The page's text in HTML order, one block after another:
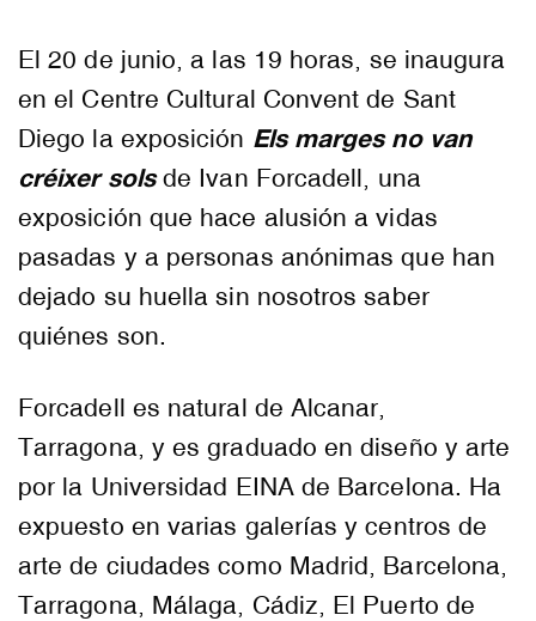
El 20 de junio, a las 19 horas, se inaugura
en el Centre Cultural Convent de Sant
Diego la exposición Els marges no van
créixer solsde Ivan Forcadell, una
exposición que hace alusión a vidas
pasadas y a personas anónimas que han
dejado su huella sin nosotros saber
quiénes son.
Forcadell es natural de Alcanar,
Tarragona, y es graduado en diseño y arte
por la Universidad EINA de Barcelona. Ha
expuesto en varias galerías y centros de
arte de ciudades como Madrid, Barcelona,
Tarragona, Málaga, Cádiz, El Puerto de